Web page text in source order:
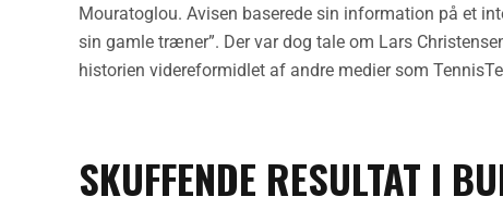
Mouratoglou. Avisen baserede sin information på et
sin gamle træner”. Der var dog tale om Lars
historien videreformidlet af andre medier som
SKUFFENDE RESULTAT I